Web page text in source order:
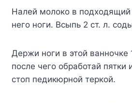
Налей молоко в подходящий
него ноги. Всыпь 2 ст. л.
Держи ноги в этой ванночке
после чего обработай пятки
стоп педикюрной теркой.